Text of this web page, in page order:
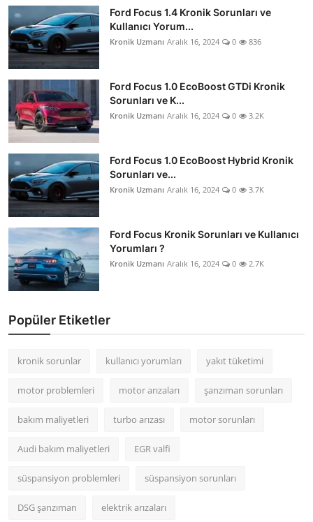
Ford Focus 1.4 Kronik Sorunları ve
Kullanıcı Yorum...
Kronik Uzmanı Aralık 16, 2024 0 836
Ford Focus 1.0 EcoBoost GTDi Kronik
Sorunları ve K...
Kronik Uzmanı Aralık 16, 2024 0 3.2K
Ford Focus 1.0 EcoBoost Hybrid Kronik
Sorunları ve...
Kronik Uzmanı Aralık 16, 2024 0 3.7K
Ford Focus Kronik Sorunları ve Kullanıcı
Yorumları ?
Kronik Uzmanı Aralık 16, 2024 0 2.7K
Popüler Etiketler
kronik sorunlar kullanıcı yorumları yakıt tüketimi
motor problemleri motor arızaları şanzıman sorunları
bakım maliyetleri turbo arızası motor sorunları
Audi bakım maliyetleri EGR valfi
süspansiyon problemleri süspansiyon sorunları
DSG şanzıman elektrik arızaları